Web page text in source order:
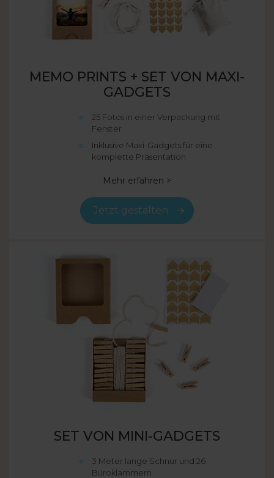
MEMO PRINTS + SET VON MAXI-
GADGETS
25 Fotos in einer Verpackung mit
Fenster
Inklusive Maxi-Gadgets für eine
komplette Präsentation
Mehr erfahren >
Jetzt gestalten
SET VON MINI-GADGETS
3 Meter lange Schnur und 26
Büroklammern